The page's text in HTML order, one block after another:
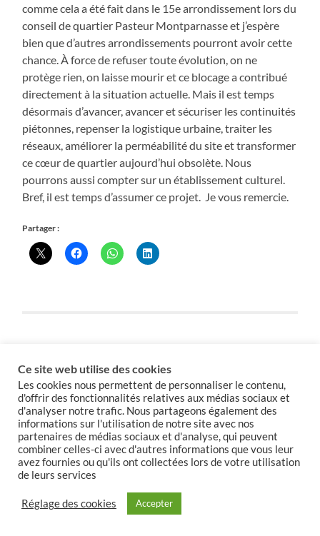
comme cela a été fait dans le 15e arrondissement lors du
conseil de quartier Pasteur Montparnasse et j’espère
bien que d’autres arrondissements pourront avoir cette
chance. À force de refuser toute évolution, on ne
protège rien, on laisse mourir et ce blocage a contribué
directement à la situation actuelle. Mais il est temps
désormais d’avancer, avancer et sécuriser les continuités
piétonnes, repenser la logistique urbaine, traiter les
réseaux, améliorer la perméabilité du site et transformer
ce cœur de quartier aujourd’hui obsolète. Nous
pourrons aussi compter sur un établissement culturel.
Bref, il est temps d’assumer ce projet. Je vous remercie.
Partager :
Maud Gatel à propos de la
participation financière de la
Ville au dispositif des décharges
d’écoles
17 DÉCEMBRE 2025
Ce site web utilise des cookies
Les cookies nous permettent de personnaliser le contenu,
d'offrir des fonctionnalités relatives aux médias sociaux et
d'analyser notre trafic. Nous partageons également des
informations sur l'utilisation de notre site avec nos
partenaires de médias sociaux et d'analyse, qui peuvent
combiner celles-ci avec d'autres informations que vous leur
avez fournies ou qu'ils ont collectées lors de votre utilisation
de leurs services
Réglage des cookies Accepter